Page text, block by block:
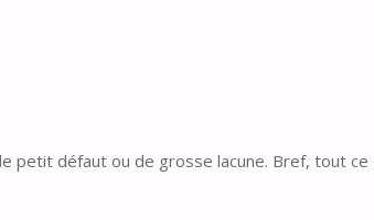
petit défaut ou de grosse lacune. Bref, tout ce